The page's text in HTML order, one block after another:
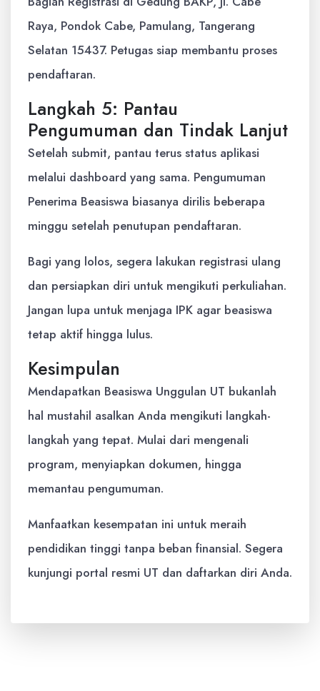
Raya, Pondok Cabe, Pamulang, Tangerang
Selatan 15437. Petugas siap membantu proses
pendaftaran.
Langkah 5: Pantau
Pengumuman dan Tindak Lanjut
Setelah submit, pantau terus status aplikasi
melalui dashboard yang sama. Pengumuman
Penerima Beasiswa biasanya dirilis beberapa
minggu setelah penutupan pendaftaran.
Bagi yang lolos, segera lakukan registrasi ulang
dan persiapkan diri untuk mengikuti perkuliahan.
Jangan lupa untuk menjaga IPK agar beasiswa
tetap aktif hingga lulus.
Kesimpulan
Mendapatkan Beasiswa Unggulan UT bukanlah
hal mustahil asalkan Anda mengikuti langkah-
langkah yang tepat. Mulai dari mengenali
program, menyiapkan dokumen, hingga
memantau pengumuman.
Manfaatkan kesempatan ini untuk meraih
pendidikan tinggi tanpa beban finansial. Segera
kunjungi portal resmi UT dan daftarkan diri Anda.